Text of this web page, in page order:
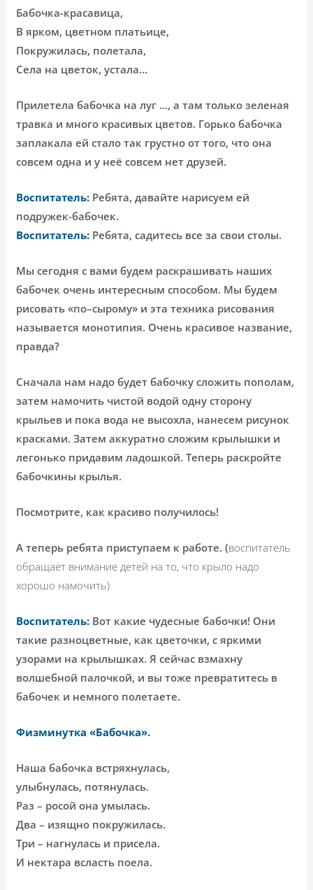
Бабочка-красавица,
В ярком, цветном платьице,
Покружилась, полетала,
Села на цветок, устала…
Прилетела бабочка на луг …, а там только зеленая
травка и много красивых цветов. Горько бабочка
заплакала ей стало так грустно от того, что она
совсем одна и у неё совсем нет друзей.
Воспитатель: Ребята, давайте нарисуем ей
подружек-бабочек.
Воспитатель: Ребята, садитесь все за свои столы.
Мы сегодня с вами будем раскрашивать наших
бабочек очень интересным способом. Мы будем
рисовать «по–сырому» и эта техника рисования
называется монотипия. Очень красивое название,
правда?
Сначала нам надо будет бабочку сложить пополам,
затем намочить чистой водой одну сторону
крыльев и пока вода не высохла, нанесем рисунок
красками. Затем аккуратно сложим крылышки и
легонько придавим ладошкой. Теперь раскройте
бабочкины крылья.
Посмотрите, как красиво получилось!
А теперь ребята приступаем к работе. (воспитатель
обращает внимание детей на то, что крыло надо
хорошо намочить)
Воспитатель: Вот какие чудесные бабочки! Они
такие разноцветные, как цветочки, с яркими
узорами на крылышках. Я сейчас взмахну
волшебной палочкой, и вы тоже превратитесь в
бабочек и немного полетаете.
Физминутка «Бабочка».
Наша бабочка встряхнулась,
улыбнулась, потянулась.
Раз – росой она умылась.
Два – изящно покружилась.
Три – нагнулась и присела.
И нектара всласть поела.